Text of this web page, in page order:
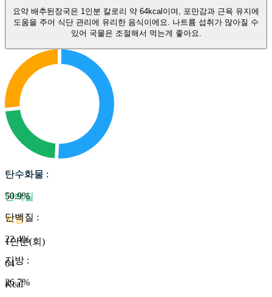
요약 배추된장국은 1인분 칼로리 약 64kcal이며, 포만감과 근육 유지에
도움을 주어 식단 관리에 유리한 음식이에요. 나트륨 섭취가 많아질 수
있어 국물은 조절해서 먹는게 좋아요.
탄수화물
단백질
지방
1인분(회)
64
Kcal
탄수화물 :
50.9%
단백질 :
22.4%
지방 :
26.7%